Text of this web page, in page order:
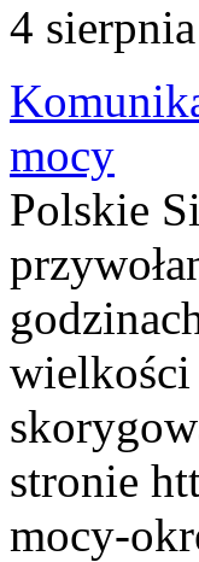
4
mocy
Polskie
wielkości
stronie
mocy-